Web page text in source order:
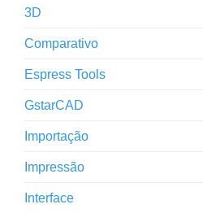
3D
Comparativo
Espress Tools
GstarCAD
Importação
Impressão
Interface